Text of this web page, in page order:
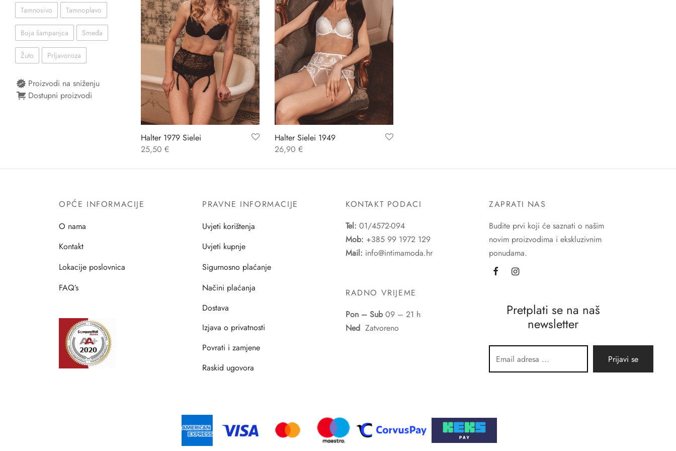
Tamnosivo Tamnoplavo
Boja šampanjca Smeđa
Žuto Prljavoroza
Proizvodi na sniženju
Dostupni proizvodi
Halter 1979 Sielei
25,50 €
Halter Sielei 1949
26,90 €
OPĆE INFORMACIJE
O nama
Kontakt
Lokacije poslovnica
FAQ’s
PRAVNE INFORMACIJE
Uvjeti korištenja
Uvjeti kupnje
Sigurnosno plaćanje
Načini plaćanja
Dostava
Izjava o privatnosti
Povrati i zamjene
Raskid ugovora
KONTAKT PODACI
Tel: 01/4572-094
Mob: +385 99 1972 129
Mail: info@intimamoda.hr
RADNO VRIJEME
Pon – Sub09 – 21 h
Ned Zatvoreno
ZAPRATI NAS
Budite prvi koji će saznati o našim
novim proizvodima i ekskluzivnim
ponudama.
Pretplati se na naš
newsletter